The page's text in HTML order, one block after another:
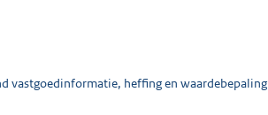
vastgoedinformatie, heffing en waardebepaling